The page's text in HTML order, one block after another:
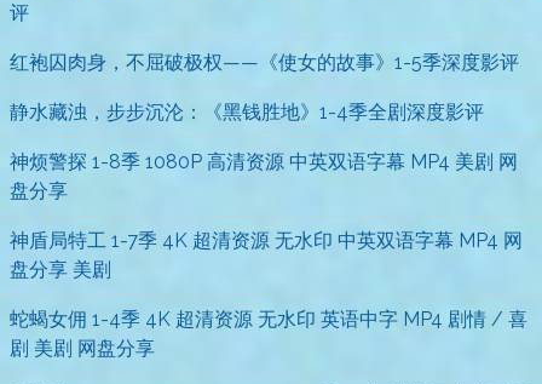
评
红袍囚肉身，不屈破极权——《使女的故事》1-5季深度影评
静水藏浊，步步沉沦：《黑钱胜地》1-4季全剧深度影评
神烦警探 1-8季 1080P 高清资源 中英双语字幕 MP4 美剧 网
盘分享
神盾局特工 1-7季 4K 超清资源 无水印 中英双语字幕 MP4 网
盘分享 美剧
蛇蝎女佣 1-4季 4K 超清资源 无水印 英语中字 MP4 剧情 / 喜
剧 美剧 网盘分享